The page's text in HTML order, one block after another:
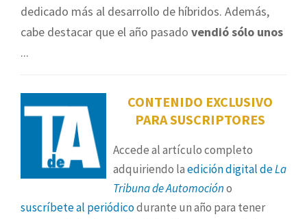
dedicado más al desarrollo de híbridos. Además,
cabe destacar que el año pasado vendió sólo unos
...
CONTENIDO EXCLUSIVO
PARA SUSCRIPTORES
Accede al artículo completo
adquiriendo laedición digital deLa
Tribuna de Automocióno
suscríbete al periódicodurante un año para tener